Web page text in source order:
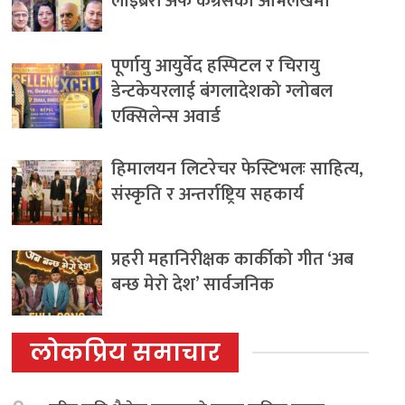
पूर्णायु आयुर्वेद हस्पिटल र चिरायु
डेन्टकेयरलाई बंगलादेशको ग्लोबल
एक्सिलेन्स अवार्ड
हिमालयन लिटरेचर फेस्टिभलः साहित्य,
संस्कृति र अन्तर्राष्ट्रिय सहकार्य
प्रहरी महानिरीक्षक कार्कीको गीत ‘अब
बन्छ मेरो देश’ सार्वजनिक
लोकप्रिय समाचार